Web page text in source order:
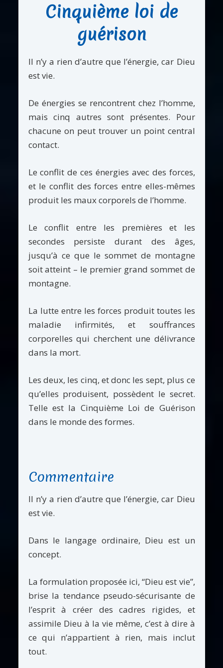
Cinquième loi de
guérison
Il n’y a rien d’autre que l’énergie, car Dieu
est vie.
De énergies se rencontrent chez l’homme,
mais cinq autres sont présentes. Pour
chacune on peut trouver un point central
contact.
Le conflit de ces énergies avec des forces,
et le conflit des forces entre elles-mêmes
produit les maux corporels de l’homme.
Le conflit entre les premières et les
secondes persiste durant des âges,
jusqu’à ce que le sommet de montagne
soit atteint – le premier grand sommet de
montagne.
La lutte entre les forces produit toutes les
maladie infirmités, et souffrances
corporelles qui cherchent une délivrance
dans la mort.
Les deux, les cinq, et donc les sept, plus ce
qu’elles produisent, possèdent le secret.
Telle est la Cinquième Loi de Guérison
dans le monde des formes.
Commentaire
Il n’y a rien d’autre que l’énergie, car Dieu
est vie.
Dans le langage ordinaire, Dieu est un
concept.
La formulation proposée ici, “Dieu est vie”,
brise la tendance pseudo-sécurisante de
l’esprit à créer des cadres rigides, et
assimile Dieu à la vie même, c’est à dire à
ce qui n’appartient à rien, mais inclut
tout.